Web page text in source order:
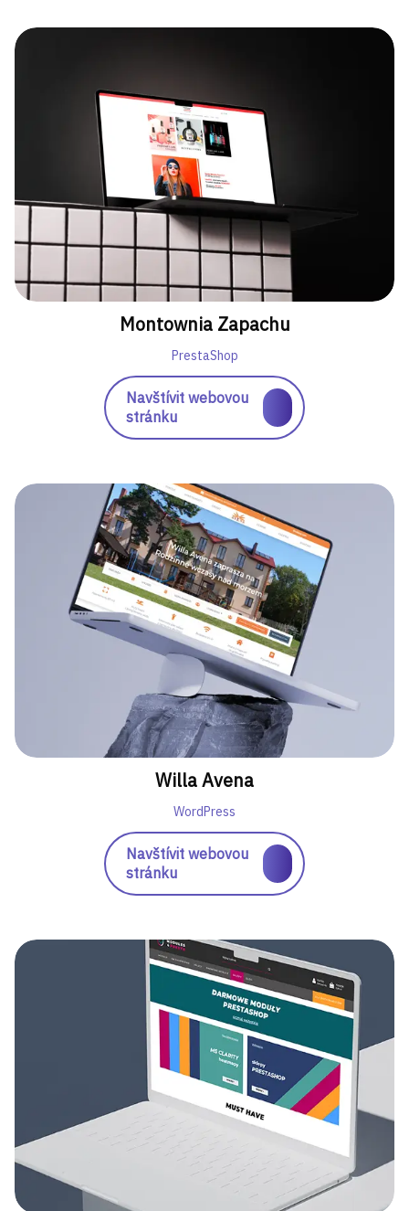
Montownia Zapachu
PrestaShop
Navštívit webovou
stránku
Willa Avena
WordPress
Navštívit webovou
stránku